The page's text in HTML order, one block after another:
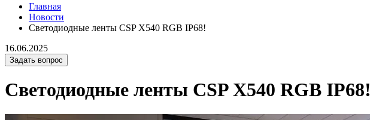
Главная
Новости
Светодиодные ленты CSP X540 RGB IP68!
16.06.2025
Задать вопрос
Светодиодные ленты CSP X540 RGB IP68!